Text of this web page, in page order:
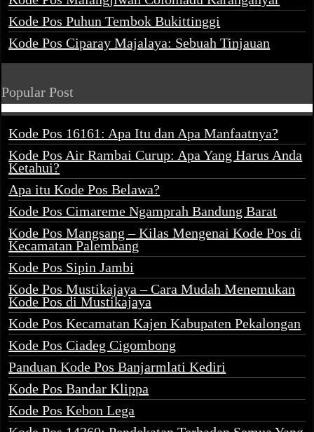
Kode Pos Puhun Tembok Bukittinggi
Kode Pos Ciparay Majalaya: Sebuah Tinjauan
Popular Post
Kode Pos 16161: Apa Itu dan Apa Manfaatnya?
Kode Pos Air Rambai Curup: Apa Yang Harus Anda
Ketahui?
Apa itu Kode Pos Belawa?
Kode Pos Cimareme Ngamprah Bandung Barat
Kode Pos Mangsang – Kilas Mengenai Kode Pos di
Kecamatan Palembang
Kode Pos Sipin Jambi
Kode Pos Mustikajaya – Cara Mudah Menemukan
Kode Pos di Mustikajaya
Kode Pos Kecamatan Kajen Kabupaten Pekalongan
Kode Pos Ciadeg Cigombong
Panduan Kode Pos Banjarmlati Kediri
Kode Pos Bandar Klippa
Kode Pos Kebon Lega